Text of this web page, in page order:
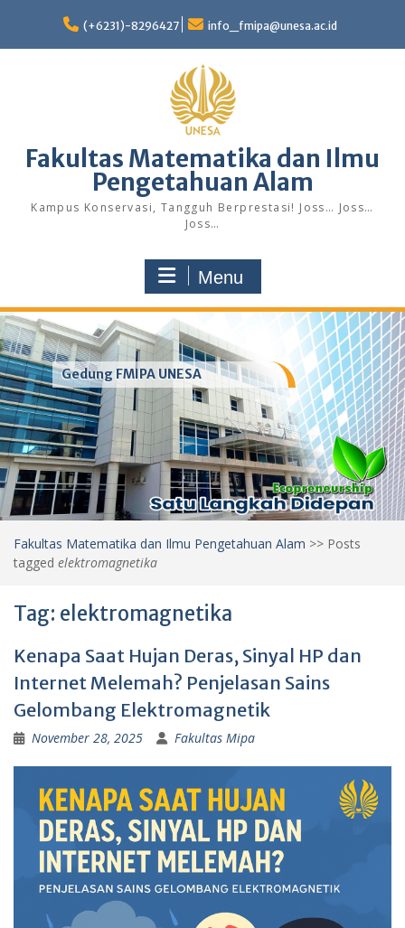
content
(+6231)-8296427 info_fmipa@unesa.ac.id
Fakultas Matematika dan Ilmu
Pengetahuan Alam
Kampus Konservasi, Tangguh Berprestasi! Joss… Joss…
Joss…
Menu
Gedung FMIPA UNESA
Fakultas Matematika dan Ilmu Pengetahuan Alam >> Posts
tagged elektromagnetika
Tag: elektromagnetika
Kenapa Saat Hujan Deras, Sinyal HP dan
Internet Melemah? Penjelasan Sains
Gelombang Elektromagnetik
November 28, 2025 Fakultas Mipa